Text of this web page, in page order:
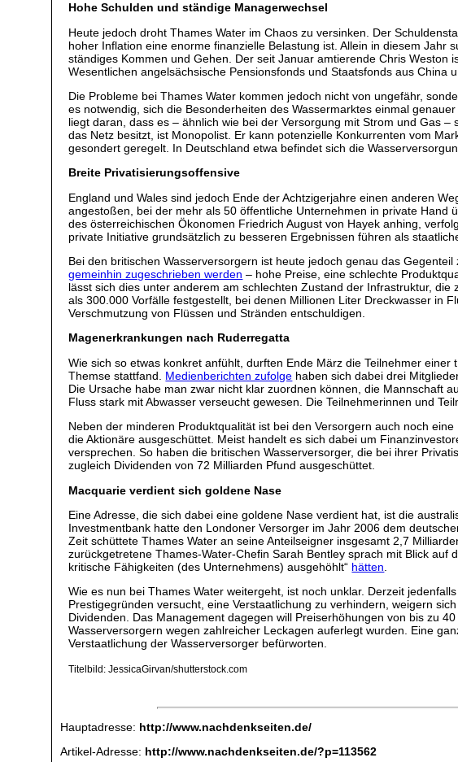
Hohe Schulden und ständige Managerwechsel
Heute jedoch droht Thames Water im Chaos zu versinken. Der
hoher Inflation eine enorme finanzielle Belastung ist. Allein in diesem
ständiges Kommen und Gehen. Der seit Januar amtierende Chris
Wesentlichen angelsächsische Pensionsfonds und Staatsfonds aus China
Die Probleme bei Thames Water kommen jedoch nicht von ungefähr,
es notwendig, sich die Besonderheiten des Wassermarktes einmal
liegt daran, dass es – ähnlich wie bei der Versorgung mit Strom und Gas
das Netz besitzt, ist Monopolist. Er kann potenzielle Konkurrenten vom
gesondert geregelt. In Deutschland etwa befindet sich die
Breite Privatisierungsoffensive
England und Wales sind jedoch Ende der Achtzigerjahre einen anderen
angestoßen, bei der mehr als 50 öffentliche Unternehmen in private Hand
des österreichischen Ökonomen Friedrich August von Hayek anhing,
private Initiative grundsätzlich zu besseren Ergebnissen führen als
Bei den britischen Wasserversorgern ist heute jedoch genau das
gemeinhin zugeschrieben werden – hohe Preise, eine schlechte
lässt sich dies unter anderem am schlechten Zustand der Infrastruktur,
als 300.000 Vorfälle festgestellt, bei denen Millionen Liter Dreckwasser in
Verschmutzung von Flüssen und Stränden entschuldigen.
Magenerkrankungen nach Ruderregatta
Wie sich so etwas konkret anfühlt, durften Ende März die Teilnehmer
Themse stattfand. Medienberichten zufolge haben sich dabei drei
Die Ursache habe man zwar nicht klar zuordnen können, die Mannschaft
Fluss stark mit Abwasser verseucht gewesen. Die Teilnehmerinnen und
Neben der minderen Produktqualität ist bei den Versorgern auch noch
die Aktionäre ausgeschüttet. Meist handelt es sich dabei um
versprechen. So haben die britischen Wasserversorger, die bei ihrer
zugleich Dividenden von 72 Milliarden Pfund ausgeschüttet.
Macquarie verdient sich goldene Nase
Eine Adresse, die sich dabei eine goldene Nase verdient hat, ist die
Investmentbank hatte den Londoner Versorger im Jahr 2006 dem
Zeit schüttete Thames Water an seine Anteilseigner insgesamt 2,7
zurückgetretene Thames-Water-Chefin Sarah Bentley sprach mit Blick
kritische Fähigkeiten (des Unternehmens) ausgehöhlt“ hätten
Wie es nun bei Thames Water weitergeht, ist noch unklar. Derzeit
Prestigegründen versucht, eine Verstaatlichung zu verhindern, weigern
Dividenden. Das Management dagegen will Preiserhöhungen von bis zu
Wasserversorgern wegen zahlreicher Leckagen auferlegt wurden. Eine
Verstaatlichung der Wasserversorger befürworten.
Titelbild: JessicaGirvan/shutterstock.com
Hauptadresse: http://www.nachdenkseiten.de/
Artikel-Adresse: http://www.nachdenkseiten.de/?p=113562